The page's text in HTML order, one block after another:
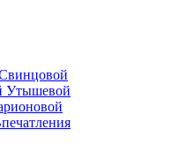
Утышевой